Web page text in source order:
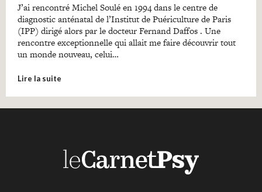
J’ai rencontré Michel Soulé en 1994 dans le centre de
diagnostic anténatal de l’Institut de Puériculture de Paris
(IPP) dirigé alors par le docteur Fernand Daffos . Une
rencontre exceptionnelle qui allait me faire découvrir tout
un monde nouveau, celui…
Lire la suite